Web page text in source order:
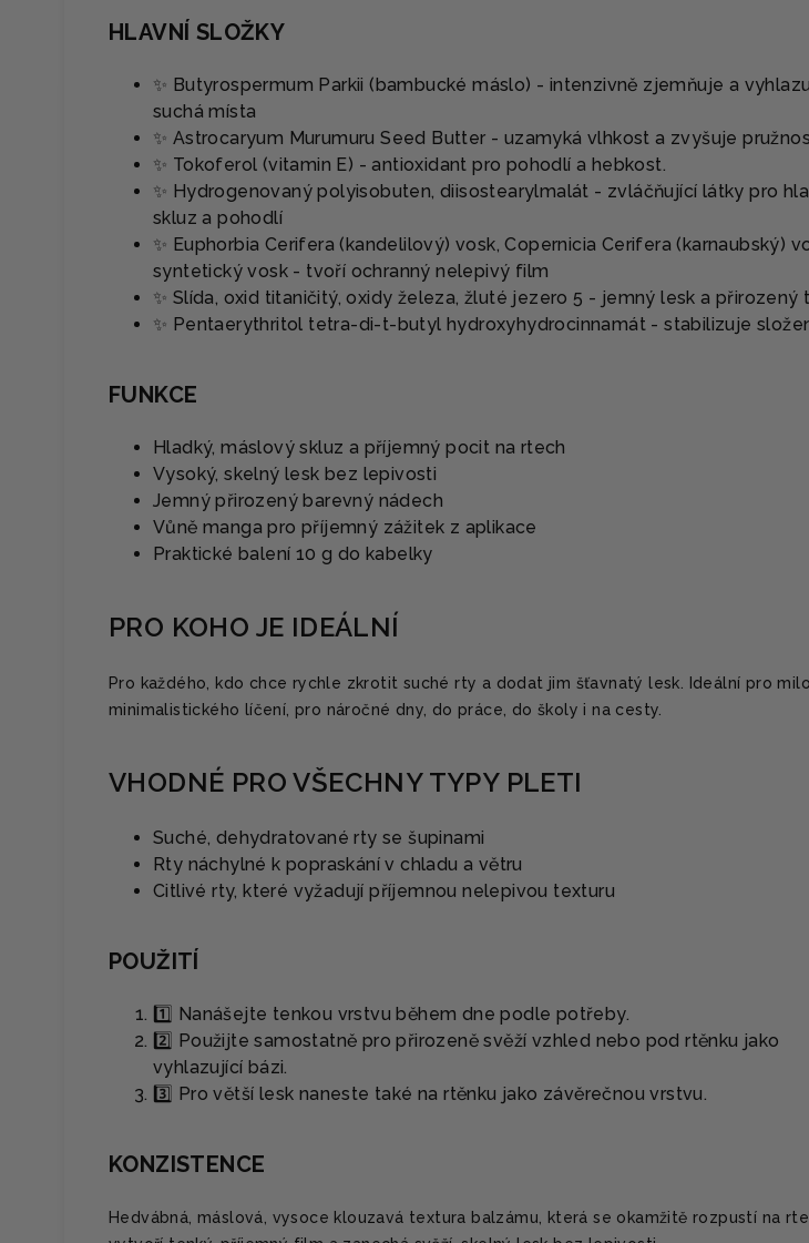
HLAVNÍ SLOŽKY
✨ Butyrospermum Parkii (bambucké máslo) - intenzivně zjemňuje a
suchá místa
✨ Astrocaryum Murumuru Seed Butter - uzamyká vlhkost a zvyšuje
✨ Tokoferol (vitamin E) - antioxidant pro pohodlí a hebkost.
✨ Hydrogenovaný polyisobuten, diisostearylmalát - zvláčňující látky pro
skluz a pohodlí
✨ Euphorbia Cerifera (kandelilový) vosk, Copernicia Cerifera (karnaubský)
syntetický vosk - tvoří ochranný nelepivý film
✨ Slída, oxid titaničitý, oxidy železa, žluté jezero 5 - jemný lesk a přirozený
✨ Pentaerythritol tetra-di-t-butyl hydroxyhydrocinnamát - stabilizuje
FUNKCE
Hladký, máslový skluz a příjemný pocit na rtech
Vysoký, skelný lesk bez lepivosti
Jemný přirozený barevný nádech
Vůně manga pro příjemný zážitek z aplikace
Praktické balení 10 g do kabelky
PRO KOHO JE IDEÁLNÍ
Pro každého, kdo chce rychle zkrotit suché rty a dodat jim šťavnatý lesk. Ideální pro
minimalistického líčení, pro náročné dny, do práce, do školy i na cesty.
VHODNÉ PRO VŠECHNY TYPY PLETI
Suché, dehydratované rty se šupinami
Rty náchylné k popraskání v chladu a větru
Citlivé rty, které vyžadují příjemnou nelepivou texturu
POUŽITÍ
1️⃣ Nanášejte tenkou vrstvu během dne podle potřeby.
2️⃣ Použijte samostatně pro přirozeně svěží vzhled nebo pod rtěnku jako
vyhlazující bázi.
3️⃣ Pro větší lesk naneste také na rtěnku jako závěrečnou vrstvu.
KONZISTENCE
Hedvábná, máslová, vysoce klouzavá textura balzámu, která se okamžitě rozpustí na